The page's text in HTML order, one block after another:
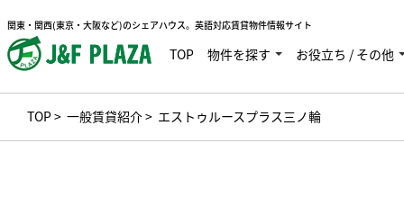
関東・関西(東京・大阪など)のシェアハウス。英語対応賃貸物件情報サイト
TOP 物件を探す お役立ち / その他
TOP> 一般賃貸紹介> エストゥルースプラス三ノ輪